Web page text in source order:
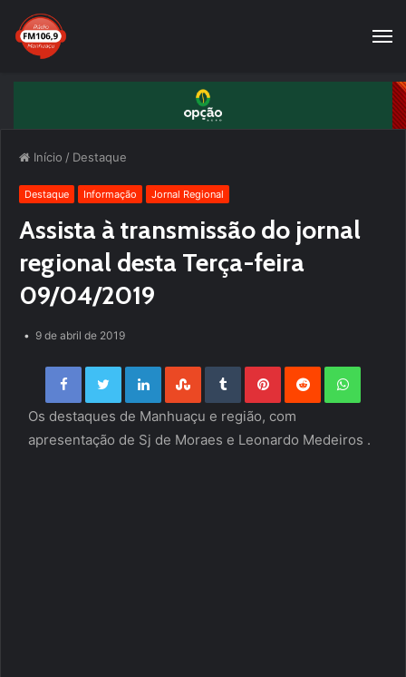
Início / Destaque
Destaque Informação Jornal Regional
Assista à transmissão do jornal
regional desta Terça-feira
09/04/2019
9 de abril de 2019
Facebook Twitter LinkedIn StumbleUpon Tumblr Pinterest Reddit
Os destaques de Manhuaçu e região, com
apresentação de Sj de Moraes e Leonardo Medeiros .